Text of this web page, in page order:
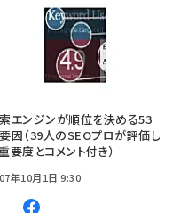
エンジンが順位を決める53
因（39人のSEOプロが評価し
要度とコメント付き）
年10月1日 9:30